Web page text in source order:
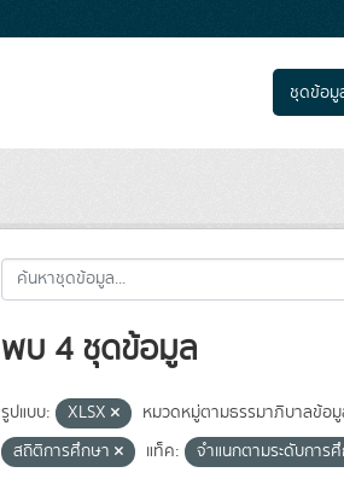
ชุดข้อมู
พบ 4 ชุดข้อมูล
รูปแบบ: XLSX หมวดหมู่ตามธรรมาภิบาลข้อ
สถิติการศึกษา
แท็ค: จำแนกตามระดับการ